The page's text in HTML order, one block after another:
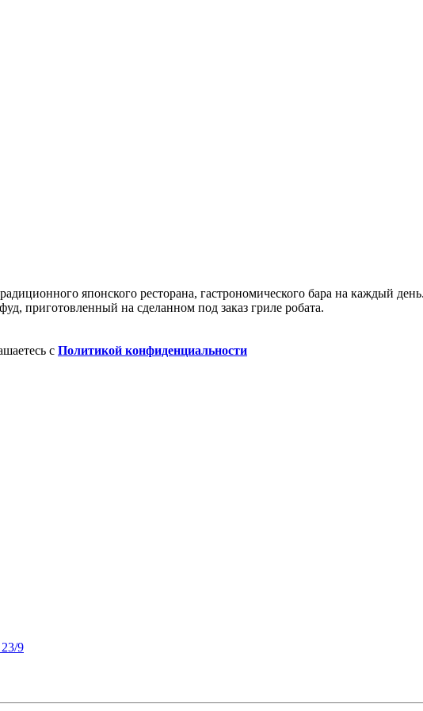
японского ресторана, гастрономического бара на каждый
приготовленный на сделанном под заказ гриле робата.
с Политикой конфиденциальности
9